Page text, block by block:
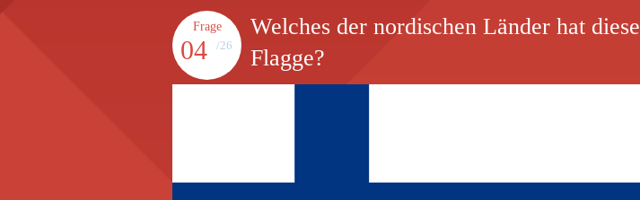
Frage
04 /26
Welches der nordischen Länder hat diese
Flagge?